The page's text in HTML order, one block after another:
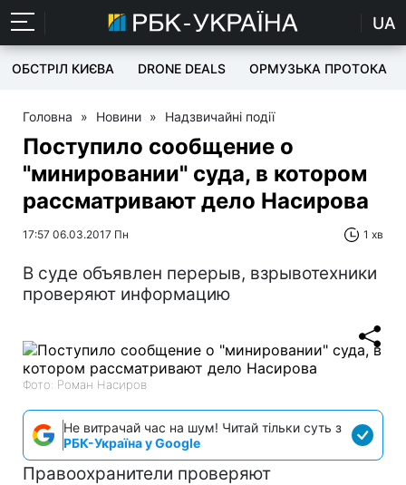
UA
ОБСТРІЛ КИЄВА DRONE DEALS ОРМУЗЬКА ПРОТОКА
Головна » Новини » Надзвичайні події
Поступило сообщение о
"минировании" суда, в котором
рассматривают дело Насирова
17:57 06.03.2017 Пн 1 хв
В суде объявлен перерыв, взрывотехники
проверяют информацию
Фото: Роман Насиров
Не витрачай час на шум! Читай тільки суть з
РБК-Україна у Google
Правоохранители проверяют